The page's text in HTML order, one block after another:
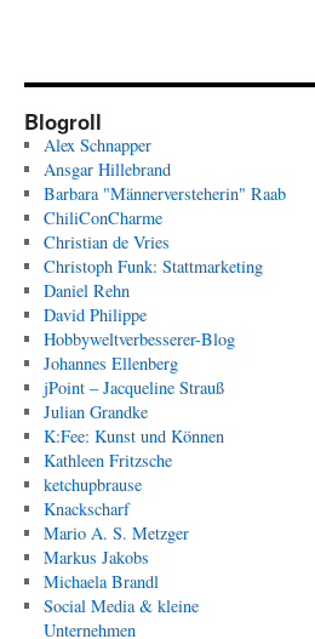
Blogroll
Alex Schnapper
Ansgar Hillebrand
Barbara "Männerversteherin" Raab
ChiliConCharme
Christian de Vries
Christoph Funk: Stattmarketing
Daniel Rehn
David Philippe
Hobbyweltverbesserer-Blog
Johannes Ellenberg
jPoint – Jacqueline Strauß
Julian Grandke
K:Fee: Kunst und Können
Kathleen Fritzsche
ketchupbrause
Knackscharf
Mario A. S. Metzger
Markus Jakobs
Michaela Brandl
Social Media & kleine
Unternehmen